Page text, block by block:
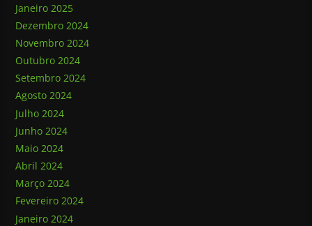
Janeiro 2025
Dezembro 2024
Novembro 2024
Outubro 2024
Setembro 2024
Agosto 2024
Julho 2024
Junho 2024
Maio 2024
Abril 2024
Março 2024
Fevereiro 2024
Janeiro 2024